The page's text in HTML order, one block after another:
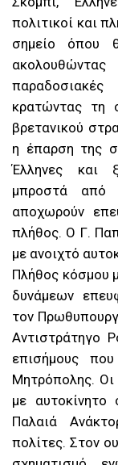
πολιτικοί και
σημείο όπου
κρατώντας τη
βρετανικού
η έπαρση της
Έλληνες και
μπροστά από
αποχωρούν
πλήθος. Ο Γ.
με ανοιχτό
Πλήθος κόσμου
δυνάμεων
τον
Αντιστράτηγο
επισήμους
Μητρόπολης. Οι
με αυτοκίνητο
Παλαιά
πολίτες. Στον